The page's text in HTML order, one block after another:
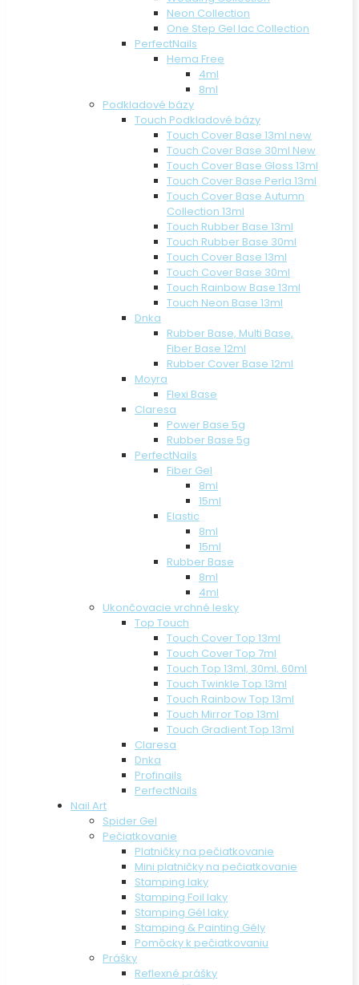
Neon Collection
One Step Gel lac Collection
PerfectNails
Hema Free
4ml
8ml
Podkladové bázy
Touch Podkladové bázy
Touch Cover Base 13ml new
Touch Cover Base 30ml New
Touch Cover Base Gloss 13ml
Touch Cover Base Perla 13ml
Touch Cover Base Autumn
Collection 13ml
Touch Rubber Base 13ml
Touch Rubber Base 30ml
Touch Cover Base 13ml
Touch Cover Base 30ml
Touch Rainbow Base 13ml
Touch Neon Base 13ml
Dnka
Rubber Base, Multi Base,
Fiber Base 12ml
Rubber Cover Base 12ml
Moyra
Flexi Base
Claresa
Power Base 5g
Rubber Base 5g
PerfectNails
Fiber Gel
8ml
15ml
Elastic
8ml
15ml
Rubber Base
8ml
4ml
Ukončovacie vrchné lesky
Top Touch
Touch Cover Top 13ml
Touch Cover Top 7ml
Touch Top 13ml, 30ml, 60ml
Touch Twinkle Top 13ml
Touch Rainbow Top 13ml
Touch Mirror Top 13ml
Touch Gradient Top 13ml
Claresa
Dnka
Profinails
PerfectNails
Nail Art
Spider Gel
Pečiatkovanie
Platničky na pečiatkovanie
Mini platničky na pečiatkovanie
Stamping laky
Stamping Foil laky
Stamping Gél laky
Stamping & Painting Gély
Pomôcky k pečiatkovaniu
Prášky
Reflexné prášky